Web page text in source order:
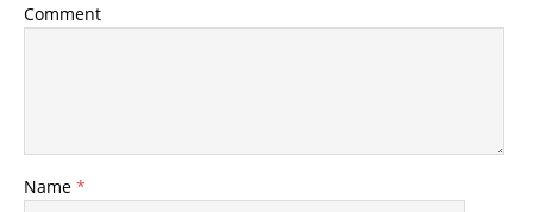
Comment
Name *